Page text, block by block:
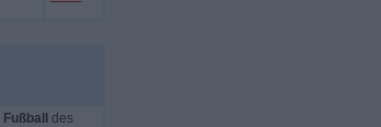
Fußball
des